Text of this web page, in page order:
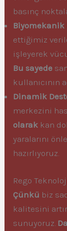
basınç
Biyomekanik
ettiğimiz
işleyerek
Bu sayede
kullanıcının
Dinamik
merkezini
olarak kan
yaralarını
hazırlıyoruz.
Rego
Çünkü biz
kalitesini
sunuyoruz.